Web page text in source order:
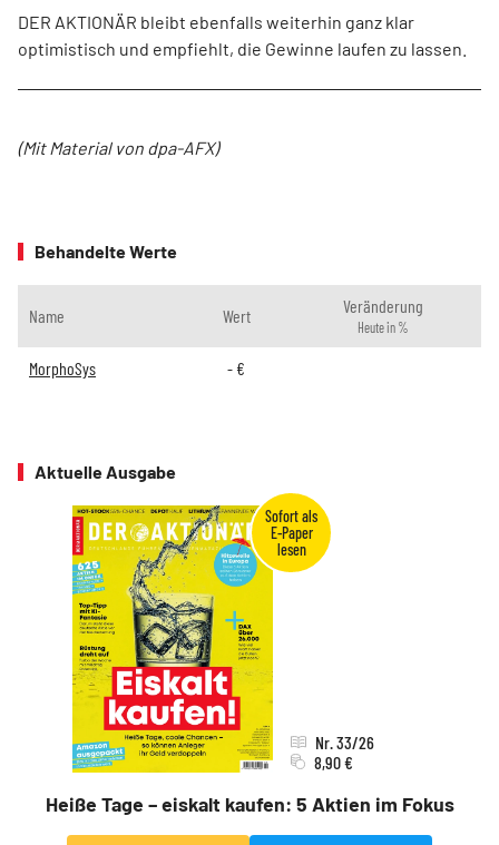
DER AKTIONÄR bleibt ebenfalls weiterhin ganz klar
optimistisch und empfiehlt, die Gewinne laufen zu lassen.
(Mit Material von dpa-AFX)
Behandelte Werte
Name Wert Veränderung
Heute in %
MorphoSys - €
Aktuelle Ausgabe
Heiße Tage – eiskalt kaufen: 5 Aktien im Fokus
Nr. 33/26
8,90 €